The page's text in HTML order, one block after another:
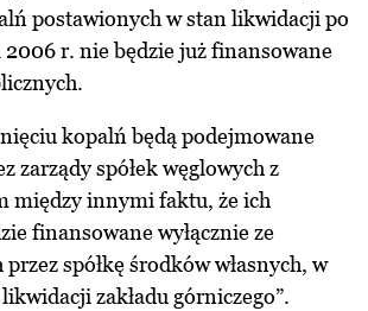
postawionych w stan likwidacji po
r. nie będzie już finansowane
kopalń będą podejmowane
zarządy spółek węglowych z
między innymi faktu, że ich
finansowane wyłącznie ze
spółkę środków własnych, w
zakładu górniczego”.